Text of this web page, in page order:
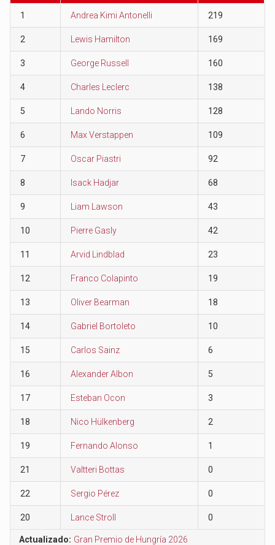
1 Andrea Kimi Antonelli 219
2 Lewis Hamilton 169
3 George Russell 160
4 Charles Leclerc 138
5 Lando Norris 128
6 Max Verstappen 109
7 Oscar Piastri 92
8 Isack Hadjar 68
9 Liam Lawson 43
10 Pierre Gasly 42
11 Arvid Lindblad 23
12 Franco Colapinto 19
13 Oliver Bearman 18
14 Gabriel Bortoleto 10
15 Carlos Sainz 6
16 Alexander Albon 5
17 Esteban Ocon 3
18 Nico Hülkenberg 2
19 Fernando Alonso 1
21 Valtteri Bottas 0
22 Sergio Pérez 0
20 Lance Stroll 0
Actualizado: Gran Premio de Hungría 2026